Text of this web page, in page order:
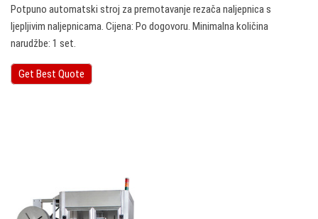
Potpuno automatski stroj za premotavanje rezača naljepnica s
ljepljivim naljepnicama. Cijena: Po dogovoru. Minimalna količina
narudžbe: 1 set.
Get Best Quote